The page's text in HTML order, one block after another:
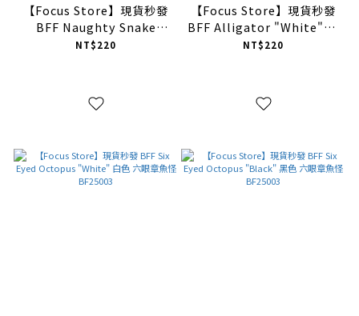
【Focus Store】現貨秒發
BFF Naughty Snake
"Pink" 頑皮蛇 BF25012-
NT$220
【Focus Store】現貨秒發
BFF Alligator "White" 鱷
魚 BF25008-WH
NT$220